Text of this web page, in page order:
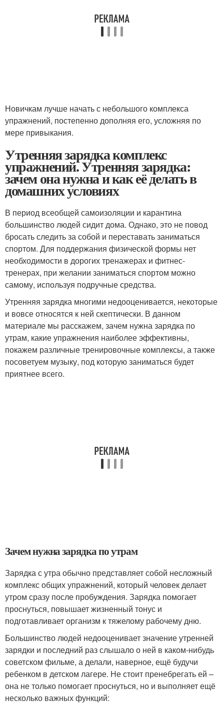
Новичкам лучше начать с небольшого комплекса
упражнений, постепенно дополняя его, усложняя по
мере привыкания.
Утренняя зарядка комплекс
упражнений. Утренняя зарядка:
зачем она нужна и как её делать в
домашних условиях
В период всеобщей самоизоляции и карантина
большинство людей сидит дома. Однако, это не повод
бросать следить за собой и переставать заниматься
спортом. Для поддержания физической формы нет
необходимости в дорогих тренажерах и фитнес-
тренерах, при желании заниматься спортом можно
самому, используя подручные средства.
Утренняя зарядка многими недооценивается, некоторые
и вовсе относятся к ней скептически. В данном
материале мы расскажем, зачем нужна зарядка по
утрам, какие упражнения наиболее эффективны,
покажем различные тренировочные комплексы, а также
посоветуем музыку, под которую заниматься будет
приятнее всего.
Зачем нужна зарядка по утрам
Зарядка с утра обычно представляет собой несложный
комплекс общих упражнений, который человек делает
утром сразу после пробуждения. Зарядка помогает
проснуться, повышает жизненный тонус и
подготавливает организм к тяжелому рабочему дню.
Большинство людей недооценивает значение утренней
зарядки и последний раз слышало о ней в каком-нибудь
советском фильме, а делали, наверное, ещё будучи
ребенком в детском лагере. Не стоит пренебрегать ей –
она не только помогает проснуться, но и выполняет ещё
несколько важных функций: